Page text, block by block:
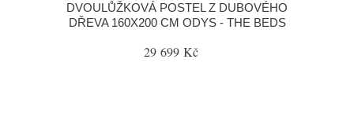
DVOULŮŽKOVÁ POSTEL Z DUBOVÉHO
DŘEVA 160X200 CM ODYS - THE BEDS
29 699 Kč